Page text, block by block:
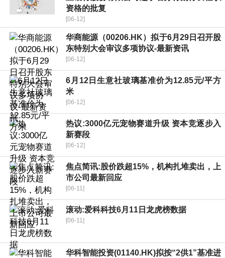
资格的批复
[06-12]
华商能源（00206.HK）拟于6月29日召开股
东特别大会审议多项协议-最新资讯
[06-12]
6月12日生意社玻璃基准价为12.85元/平方
米
[06-12]
热议:3000亿元宠物赛道升级 资本竞逐步入
新赛段
[06-12]
焦点简讯:股价跌超15%，机构扎堆卖出，上
市公司最新回应
[06-11]
滚动:爱科科技6月11日龙虎榜数据
[06-11]
华科智能投资(01140.HK)拟按“2供1”基准进